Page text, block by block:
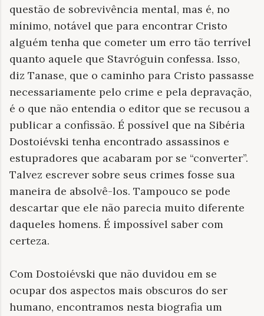
questão de sobrevivência mental, mas é, no
mínimo, notável que para encontrar Cristo
alguém tenha que cometer um erro tão terrível
quanto aquele que Stavróguin confessa. Isso,
diz Tanase, que o caminho para Cristo passasse
necessariamente pelo crime e pela depravação,
é o que não entendia o editor que se recusou a
publicar a confissão. É possível que na Sibéria
Dostoiévski tenha encontrado assassinos e
estupradores que acabaram por se “converter”.
Talvez escrever sobre seus crimes fosse sua
maneira de absolvê-los. Tampouco se pode
descartar que ele não parecia muito diferente
daqueles homens. É impossível saber com
certeza.
Com Dostoiévski que não duvidou em se
ocupar dos aspectos mais obscuros do ser
humano, encontramos nesta biografia um